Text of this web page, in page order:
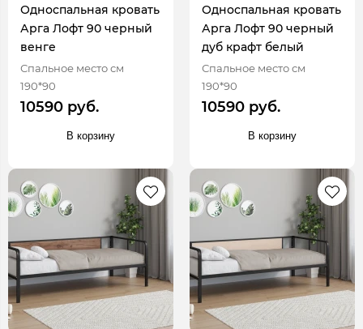
Односпальная кровать
Арга Лофт 90 черный
венге
Спальное место см
190*90
10590 руб.
В корзину
Односпальная кровать
Арга Лофт 90 черный
дуб крафт белый
Спальное место см
190*90
10590 руб.
В корзину